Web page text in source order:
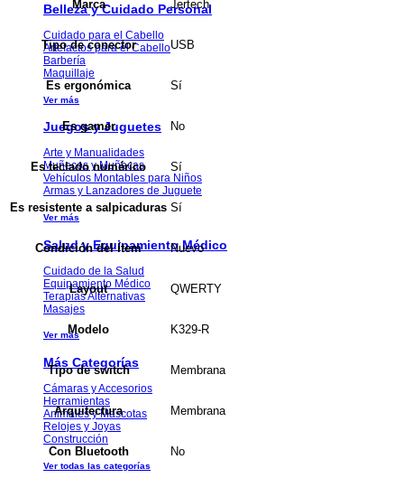
Belleza y Cuidado Personal
Cuidado para el Cabello
Artefactos para el Cabello
Barbería
Maquillaje
Ver más
Juegos y Juguetes
Arte y Manualidades
Muñecos y Muñecas
Vehículos Montables para Niños
Armas y Lanzadores de Juguete
Ver más
Salud y Equipamiento Médico
Cuidado de la Salud
Equipamiento Médico
Terapias Alternativas
Masajes
Ver más
Más Categorías
Cámaras y Accesorios
Herramientas
Animales y Mascotas
Relojes y Joyas
Construcción
Ver todas las categorías
Marca Jertech
Tipo de conector USB
Es ergonómica Sí
Es gamer No
Es teclado numérico Sí
Es resistente a salpicaduras Sí
Condición del ítem Nuevo
Layout QWERTY
Modelo K329-R
Tipo de switch Membrana
Arquitectura Membrana
Con Bluetooth No